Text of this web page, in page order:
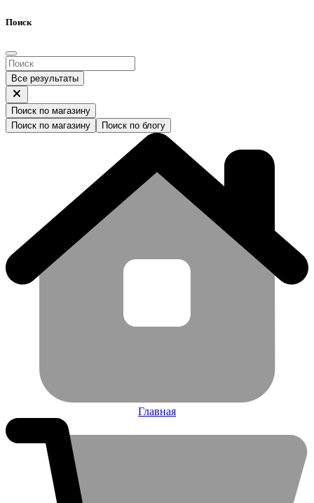
Поиск
Все результаты
Поиск по магазину
Поиск по магазину
Поиск по блогу
Главная